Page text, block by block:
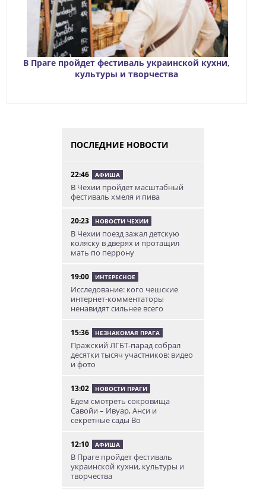
В Праге пройдет фестиваль украинской кухни,
культуры и творчества
ПОСЛЕДНИЕ НОВОСТИ
22:46 АФИША
В Чехии пройдет масштабный
фестиваль хмеля и пива
20:23 НОВОСТИ ЧЕХИИ
В Чехии поезд зажал детскую
коляску в дверях и протащил
мать по перрону
19:00 ИНТЕРЕСНОЕ
Исследование: кого чешские
интернет-комментаторы
ненавидят сильнее всего
15:36 НЕЗНАКОМАЯ ПРАГА
Пражский ЛГБТ-парад собрал
десятки тысяч участников: видео
и фото
13:02 НОВОСТИ ПРАГИ
Едем смотреть сокровища
Савойи – Ивуар, Анси и
секретные сады Во
12:10 АФИША
В Праге пройдет фестиваль
украинской кухни, культуры и
творчества